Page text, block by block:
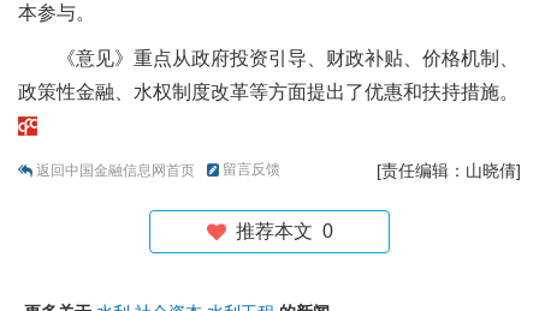
本参与。
《意见》重点从政府投资引导、财政补贴、价格机制、
政策性金融、水权制度改革等方面提出了优惠和扶持措施。
返回中国金融信息网首页 留言反馈 [责任编辑：山晓倩]
推荐本文 0